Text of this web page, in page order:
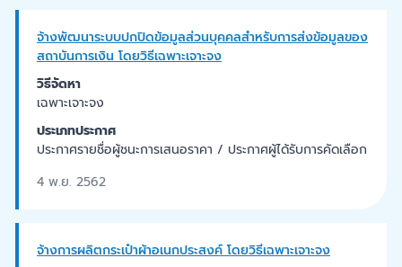
จ้างพัฒนาระบบปกปิดข้อมูลส่วนบุคคลสำหรับการส่งข้อมูลของ
สถาบันการเงิน โดยวิธีเฉพาะเจาะจง
วิธีจัดหา
เฉพาะเจาะจง
ประเภทประกาศ
ประกาศรายชื่อผู้ชนะการเสนอราคา / ประกาศผู้ได้รับการคัดเลือก
4 พ.ย. 2562
จ้างการผลิตกระเป๋าผ้าอเนกประสงค์ โดยวิธีเฉพาะเจาะจง